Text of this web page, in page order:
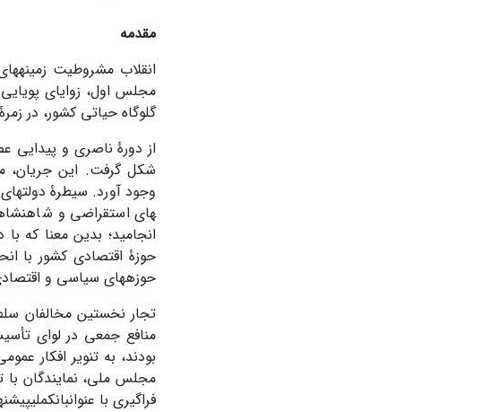
مقدمه
انقلاب مشروطیت
مجلس اول، زوایای
گلوگاه حیاتی کشور، در
از دورۀ ناصری و پیدایی
شکل گرفت. این جریان،
های استقراضی و
انجامید؛ بدین معنا که
حوزۀ اقتصادی کشور با
حوزه­های سیاسی و
تجار نخستین مخالفان
منافع جمعی در لوای
بودند، به تنویر افکار
مجلس ملی، نمایندگان
فراگیری با